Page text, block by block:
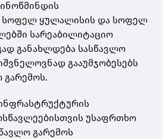
სოფელ ყულალისის და სოფელ
სარეაბილიტაციო
განახლდება სასწავლო
გააუმჯობესებს
უსაფრთხო
გარემოს